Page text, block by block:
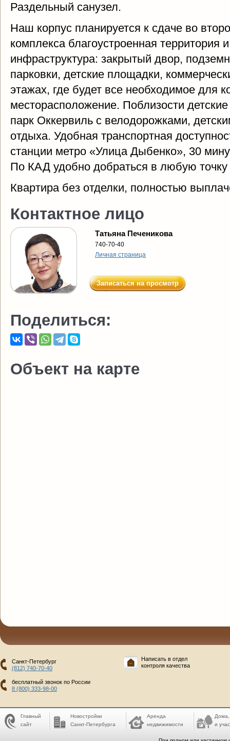
Раздельный санузел.
Наш корпус планируется к сдаче во
комплекса благоустроенная территория
инфраструктура: закрытый двор,
парковки, детские площадки,
этажах, где будет все необходимое для
месторасположение. Поблизости
парк Оккервиль с велодорожками,
отдыха. Удобная транспортная
станции метро «Улица Дыбенко», 30
По КАД удобно добраться в любую точку
Квартира без отделки, полностью
Контактное лицо
Татьяна Печеникова
740-70-40
Личная страница
Записаться на просмотр
Поделиться:
Объект на карте
Санкт-Петербург
(812) 740-70-40
бесплатный звонок по России
8 (800) 333-98-00
Написать в отдел
контроля качества
Главный
сайт
Новостройки
Санкт-Петербурга
Аренда
недвижимости
Дома,
и